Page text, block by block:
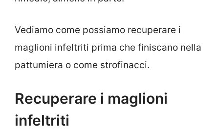
Vediamo come possiamo recuperare i
maglioni infeltriti prima che finiscano nella
pattumiera o come strofinacci.
Recuperare i maglioni
infeltriti